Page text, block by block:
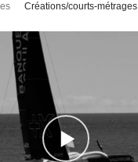
Créations/courts-métrages